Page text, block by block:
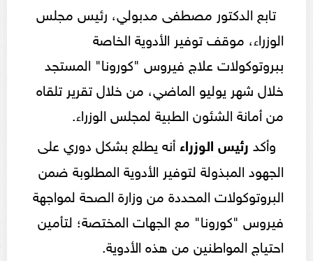
تابع الدكتور مصطفى مدبولي، رئيس مجلس
الوزراء، موقف توفير الأدوية الخاصة
ببروتوكولات علاج فيروس "كورونا" المستجد
خلال شهر يوليو الماضي، من خلال تقرير تلقاه
من أمانة الشئون الطبية لمجلس الوزراء.
وأكد رئيس الوزراءأنه يطلع بشكل دوري على
الجهود المبذولة لتوفير الأدوية المطلوبة ضمن
البروتوكولات المحددة من وزارة الصحة لمواجهة
فيروس "كورونا" مع الجهات المختصة؛ لتأمين
احتياج المواطنين من هذه الأدوية.